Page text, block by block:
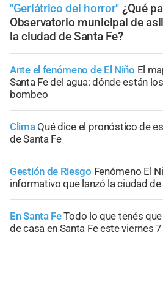
"Geriátrico del horror" ¿Qué
Observatorio municipal de
la ciudad de Santa Fe?
Ante el fenómeno de El Niño El
Santa Fe del agua: dónde están
bombeo
Clima Qué dice el pronóstico de
de Santa Fe
Gestión de Riesgo Fenómeno El
informativo que lanzó la ciudad de
En Santa FeTodo lo que tenés
de casa en Santa Fe este viernes